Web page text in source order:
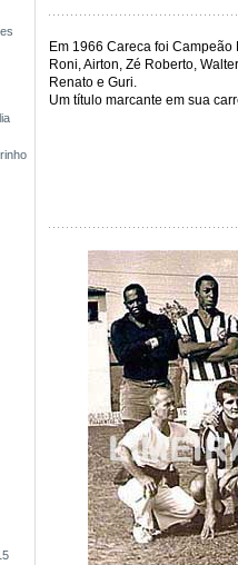
Em 1966 Careca foi
Roni, Airton, Zé Roberto,
Renato e Guri.
Um título marcante em sua